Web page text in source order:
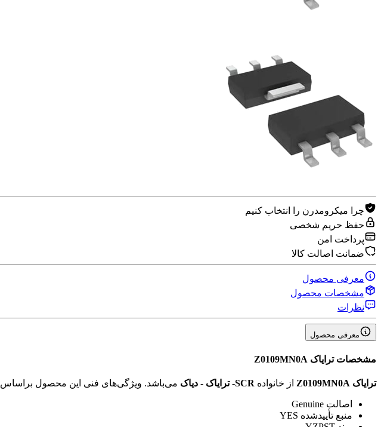
چرا میکرومدرن را انتخاب کنیم
حفظ حریم شخصی
پرداخت امن
ضمانت اصالت کالا
معرفی محصول
مشخصات محصول
نظرات
معرفی محصول
مشخصاتترایاک Z0109MN0A
ترایاک Z0109MN0A از خانواده SCR- ترایاک‌ - دیاک‌ می‌باشد. ویژگی‌های فنی این محصول براساس
اصالت Genuine
منبع تأیید‌شده YES